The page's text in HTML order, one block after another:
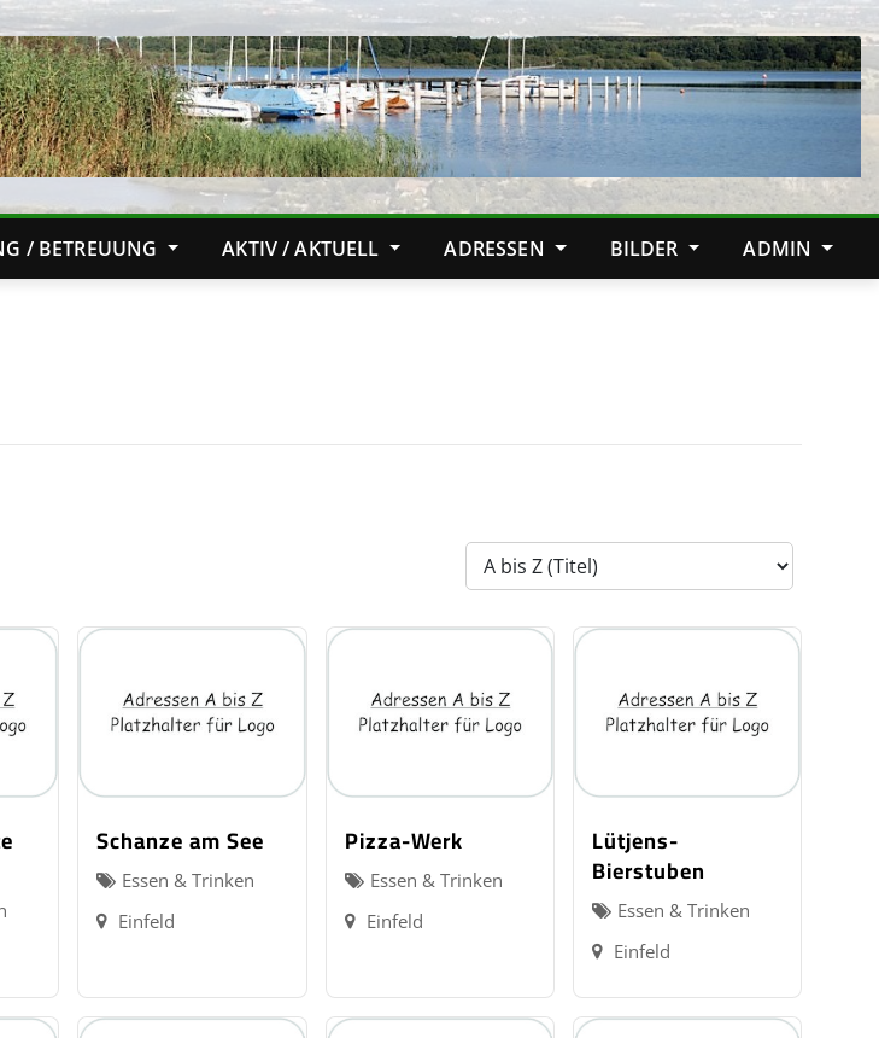
/ BETREUUNG AKTIV / AKTUELL ADRESSEN BILDER ADMIN
Schanze am See
Essen & Trinken
Einfeld
Pizza-Werk
Essen & Trinken
Einfeld
Lütjens-
Bierstuben
Essen & Trinken
Einfeld